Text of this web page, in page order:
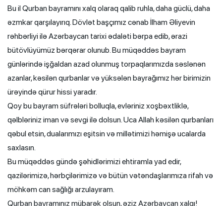
Bu il Qurban bayramını xalq olaraq qalib ruhla, daha güclü, daha
əzmkar qarşılayırıq. Dövlət başçımız cənab İlham Əliyevin
rəhbərliyi ilə Azərbaycan tarixi ədaləti bərpa edib, ərazi
bütövlüyümüz bərqərar olunub. Bu müqəddəs bayram
günlərində işğaldan azad olunmuş torpaqlarımızda səslənən
azanlar, kəsilən qurbanlar və yüksələn bayrağımız hər birimizin
ürəyində qürur hissi yaradır.
Qoy bu bayram süfrələri bolluqla, evləriniz xoşbəxtliklə,
qəlbləriniz iman və sevgi ilə dolsun. Uca Allah kəsilən qurbanları
qəbul etsin, dualarımızı eşitsin və millətimizi həmişə ucalarda
saxlasın.
Bu müqəddəs gündə şəhidlərimizi ehtiramla yad edir,
qazilərimizə, hərbçilərimizə və bütün vətəndaşlarımıza rifah və
möhkəm can sağlığı arzulayıram.
Qurban bayramınız mübarək olsun, əziz Azərbaycan xalqı!